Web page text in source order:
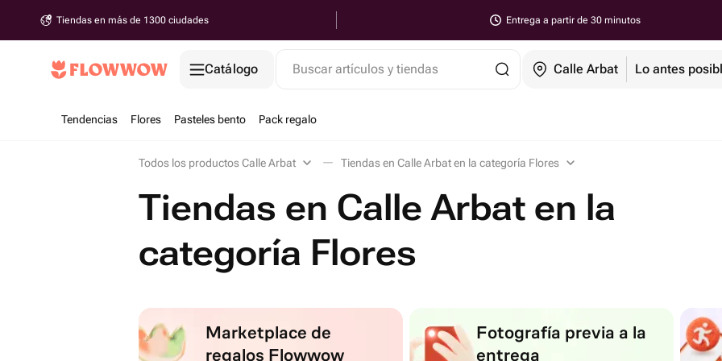
Tiendas en más de 1300 ciudades Entrega a partir de 30 minutos
Catálogo Buscar artículos y tiendas Calle Arbat Lo antes
Tendencias Flores Pasteles bento Pack regalo
Todos los productos Calle Arbat Tiendas en Calle Arbat en la categoría Flores
Tiendas en Calle Arbat en la
categoría Flores
Marketplace de Fotografía previa a la